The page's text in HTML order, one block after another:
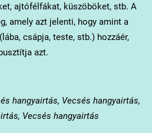
ajtófélfákat, küszöböket, stb. A
amely azt jelenti, hogy amint a
csápja, teste, stb.) hozzáér,
azt.
hangyairtás, Vecsés hangyairtás,
Vecsés hangyairtás